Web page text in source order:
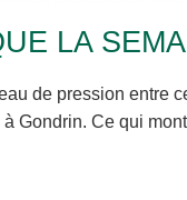
LA
de pression entre
Gondrin. Ce qui